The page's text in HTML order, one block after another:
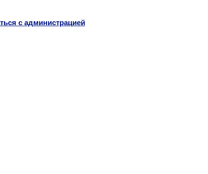
с администрацией